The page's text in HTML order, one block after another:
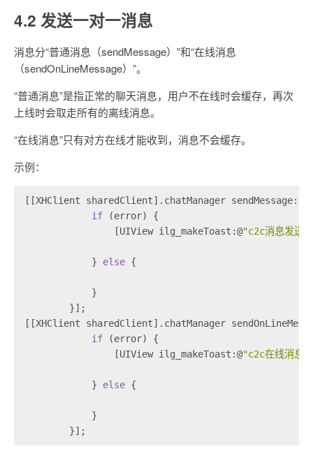
4.2 发送一对一消息
消息分“普通消息（sendMessage）”和“在线消息
（sendOnLineMessage）”。
“普通消息”是指正常的聊天消息，用户不在线时会缓存，再次
上线时会取走所有的离线消息。
“在线消息”只有对方在线才能收到，消息不会缓存。
示例：
[[XHClient sharedClient].chatManager
if (error) {
                [UIView ilg_makeToast:@
"c2c消息发送
            }
else {
            }
        }];
[[XHClient sharedClient].chatManager
if (error) {
                [UIView ilg_makeToast:@
"c2c在线消息
            }
else {
            }
        }];